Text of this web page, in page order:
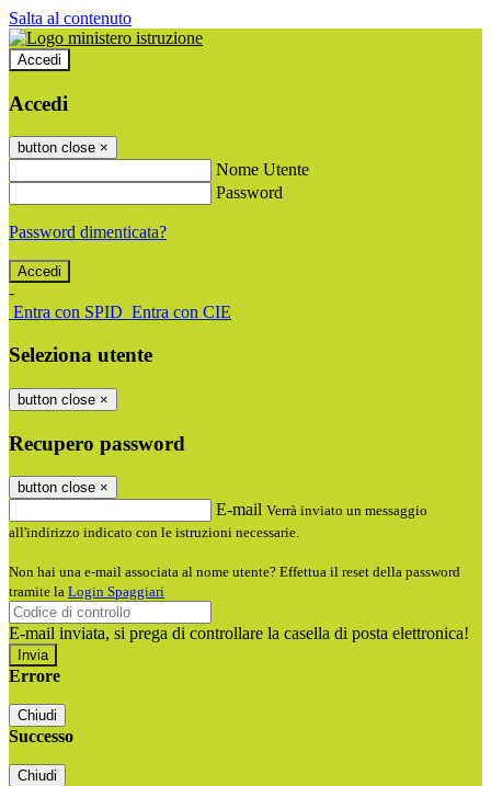
Salta al contenuto
Accedi
Accedi
button close ×
Nome Utente
Password
Password dimenticata?
-
Entra con SPID Entra con CIE
Seleziona utente
button close ×
Recupero password
button close ×
E-mail Verrà inviato un messaggio
all'indirizzo indicato con le istruzioni necessarie.
Non hai una e-mail associata al nome utente? Effettua il reset della password
tramite la Login Spaggiari
E-mail inviata, si prega di controllare la casella di posta elettronica!
Errore
Chiudi
Successo
Chiudi